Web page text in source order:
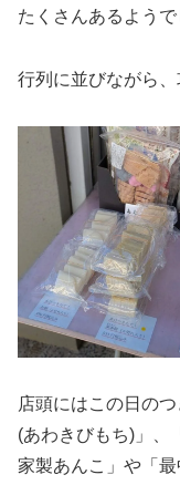
たくさんあるようで
行列に並びながら、
店頭にはこの日の
(あわきびもち)」、
家製あんこ」や「最